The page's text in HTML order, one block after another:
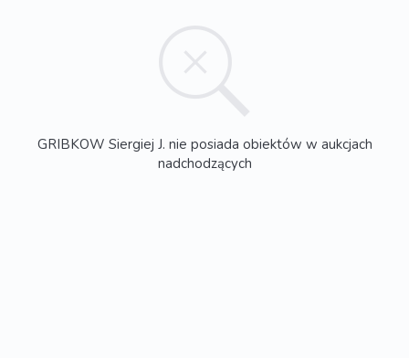
GRIBKOW Siergiej J. nie posiada obiektów w aukcjach
nadchodzących